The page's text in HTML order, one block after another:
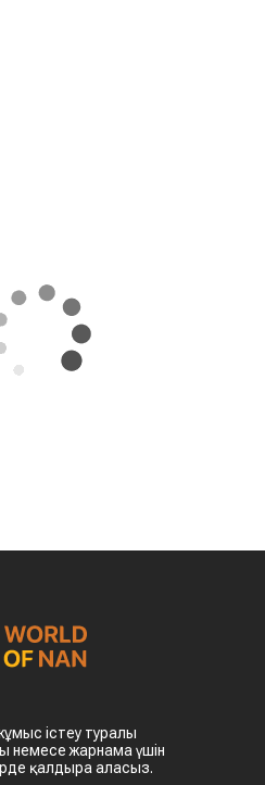
істеу туралы
немесе жарнама үшін
қалдыра аласыз.